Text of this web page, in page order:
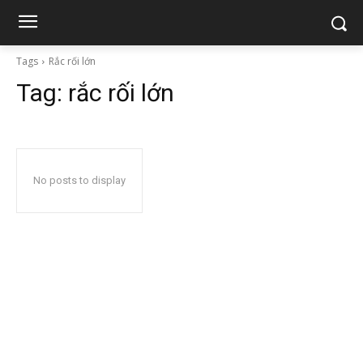
Tags Rắc rối lớn
Tag: rắc rối lớn
No posts to display